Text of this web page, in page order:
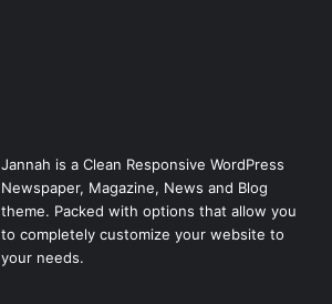
Jannah is a Clean Responsive WordPress
Newspaper, Magazine, News and Blog
theme. Packed with options that allow you
to completely customize your website to
your needs.